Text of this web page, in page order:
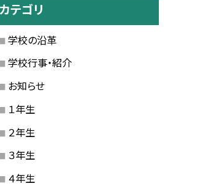
カテゴリ
学校の沿革
学校行事・紹介
お知らせ
１年生
２年生
３年生
４年生